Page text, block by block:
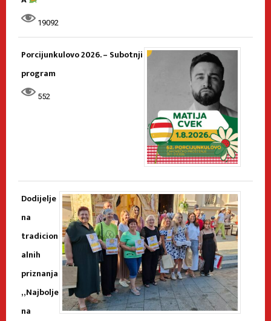
19092
Porcijunkulovo 2026. – Subotnji
program
552
Dodijelje
na
tradicion
alnih
priznanja
„Najbolje
na